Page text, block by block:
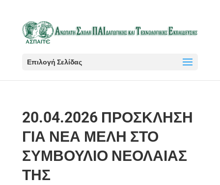
Επιλογή Σελίδας
20.04.2026 ΠΡΟΣΚΛΗΣΗ
ΓΙΑ ΝΕΑ ΜΕΛΗ ΣΤΟ
ΣΥΜΒΟΥΛΙΟ ΝΕΟΛΑΙΑΣ
ΤΗΣ